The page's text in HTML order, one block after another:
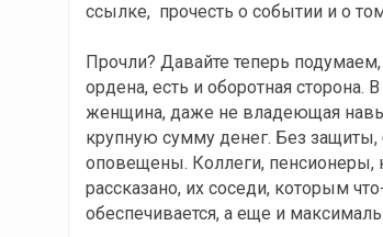
ссылке, прочесть о событии и о
Прочли? Давайте теперь
ордена, есть и оборотная сторона.
женщина, даже не владеющая
крупную сумму денег. Без защиты,
оповещены. Коллеги, пенсионеры,
рассказано, их соседи, которым
обеспечивается, а еще и